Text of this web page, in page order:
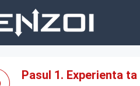
Pasul 1. Experienta ta